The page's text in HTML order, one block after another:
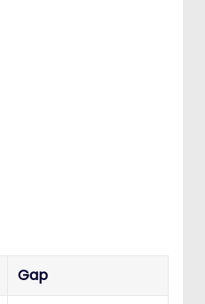
Gap